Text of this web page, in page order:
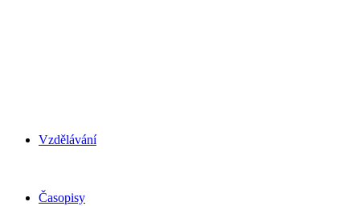
Vzdělávání
Časopisy